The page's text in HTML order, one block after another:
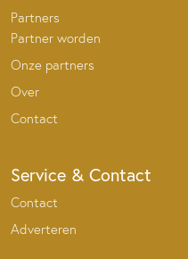
Partners
Partner worden
Onze partners
Over
Contact
Service & Contact
Contact
Adverteren